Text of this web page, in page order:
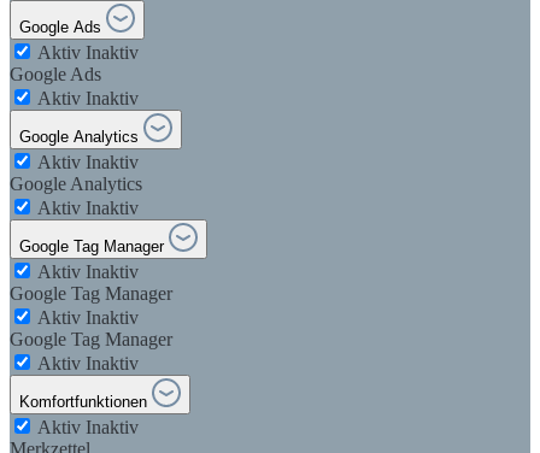
Google Ads
Aktiv Inaktiv
Google Ads
Aktiv Inaktiv
Google Analytics
Aktiv Inaktiv
Google Analytics
Aktiv Inaktiv
Google Tag Manager
Aktiv Inaktiv
Google Tag Manager
Aktiv Inaktiv
Google Tag Manager
Aktiv Inaktiv
Komfortfunktionen
Aktiv Inaktiv
Merkzettel